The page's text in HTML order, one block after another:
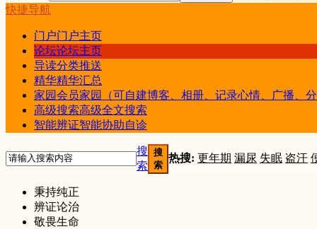
快捷导航
门户门户主页
论坛论坛主页
导读分类推送
精华精华汇总
家园会员家园（可自建博客、相册、记录心情、广播、
高级搜索高级全文搜索
智能辨证智能协助自诊
搜
索
搜
索
热搜: 更年期 漏尿 失眠 盗汗
秉持纯正
辨证论治
敬畏生命